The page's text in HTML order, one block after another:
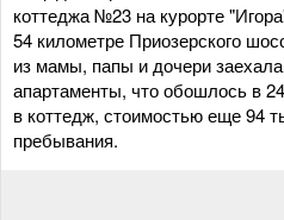
коттеджа №23 на курорте
54 километре Приозерского
из мамы, папы и дочери
апартаменты, что обошлось в
в коттедж, стоимостью еще 94
пребывания.